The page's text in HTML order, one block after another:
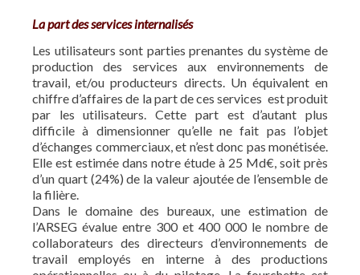
La part des services internalisés
Les utilisateurs sont parties prenantes du système de
production des services aux environnements de
travail, et/ou producteurs directs. Un équivalent en
chiffre d’affaires de la part de ces services est produit
par les utilisateurs. Cette part est d’autant plus
difficile à dimensionner qu’elle ne fait pas l’objet
d’échanges commerciaux, et n’est donc pas monétisée.
Elle est estimée dans notre étude à 25 Md€, soit près
d’un quart (24%) de la valeur ajoutée de l’ensemble de
la filière.
Dans le domaine des bureaux, une estimation de
l’ARSEG évalue entre 300 et 400 000 le nombre de
collaborateurs des directeurs d’environnements de
travail employés en interne à des productions